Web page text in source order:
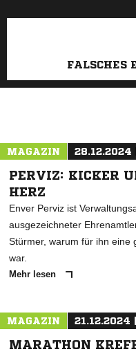
FALSCHES
MAGAZIN 28.12.2024
PERVIZ: KICKER
HERZ
Enver Perviz ist
ausgezeichneter
Stürmer, warum für ihn eine
war.
Mehr lesen
MAGAZIN 21.12.2024
MARATHON